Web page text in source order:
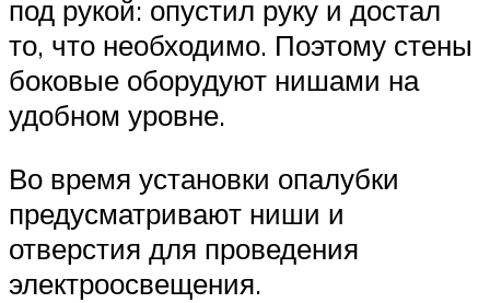
под рукой: опустил руку и достал
то, что необходимо. Поэтому стены
боковые оборудуют нишами на
удобном уровне.
Во время установки опалубки
предусматривают ниши и
отверстия для проведения
электроосвещения.